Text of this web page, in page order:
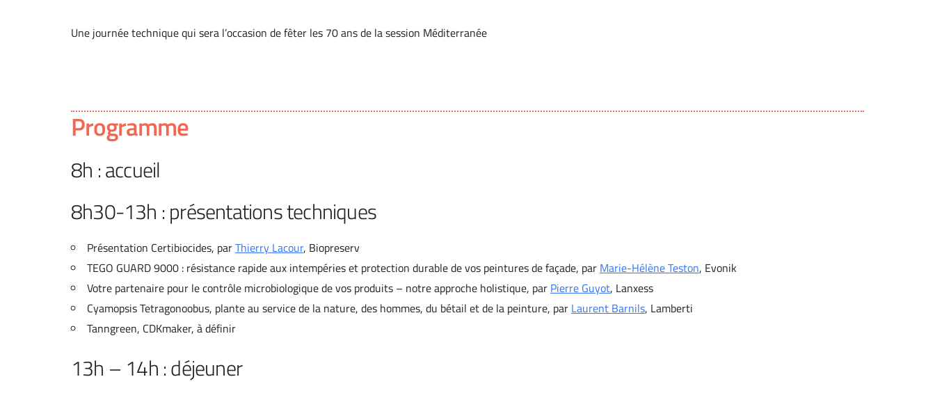
Une journée technique qui sera l’occasion de fêter les 70 ans de la session Méditerranée
Programme
8h : accueil
8h30-13h : présentations techniques
Présentation Certibiocides, parThierry Lacour, Biopreserv
TEGO GUARD 9000 : résistance rapide aux intempéries et protection durable de vos peintures de façade, par Marie-Hélène Teston, Evonik
Votre partenaire pour le contrôle microbiologique de vos produits – notre approche holistique, par Pierre Guyot, Lanxess
Cyamopsis Tetragonoobus, plante au service de la nature, des hommes, du bétail et de la peinture, par Laurent Barnils, Lamberti
Tanngreen, CDKmaker, à définir
13h – 14h : déjeuner